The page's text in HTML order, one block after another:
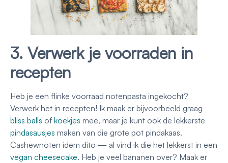
3. Verwerk je voorraden in
recepten
Heb je een flinke voorraad notenpasta ingekocht?
Verwerk het in recepten! Ik maak er bijvoorbeeld graag
bliss balls of koekjes mee, maar je kunt ook de lekkerste
pindasausjes maken van die grote pot pindakaas.
Cashewnoten idem dito — al vind ik die het lekkerst in een
vegan cheesecake. Heb je veel bananen over? Maak er